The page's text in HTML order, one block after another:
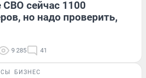
СВО сейчас 1100
но надо проверить,
9 285 41
БИЗНЕС